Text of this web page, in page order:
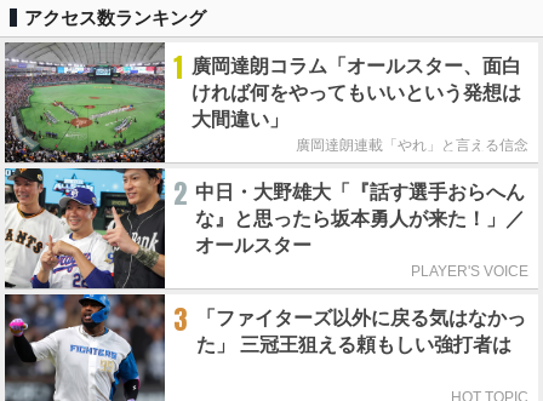
アクセス数ランキング
1 廣岡達朗コラム「オールスター、面白
ければ何をやってもいいという発想は
大間違い」
廣岡達朗連載「やれ」と言える信念
2 中日・大野雄大「『話す選手おらへん
な』と思ったら坂本勇人が来た！」／
オールスター
PLAYER'S VOICE
3
「ファイターズ以外に戻る気はなかっ
た」 三冠王狙える頼もしい強打者は
HOT TOPIC